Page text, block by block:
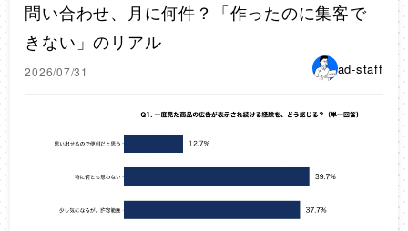
問い合わせ、月に何件？「作ったのに集客で
きない」のリアル
2026/07/31 ad-staff